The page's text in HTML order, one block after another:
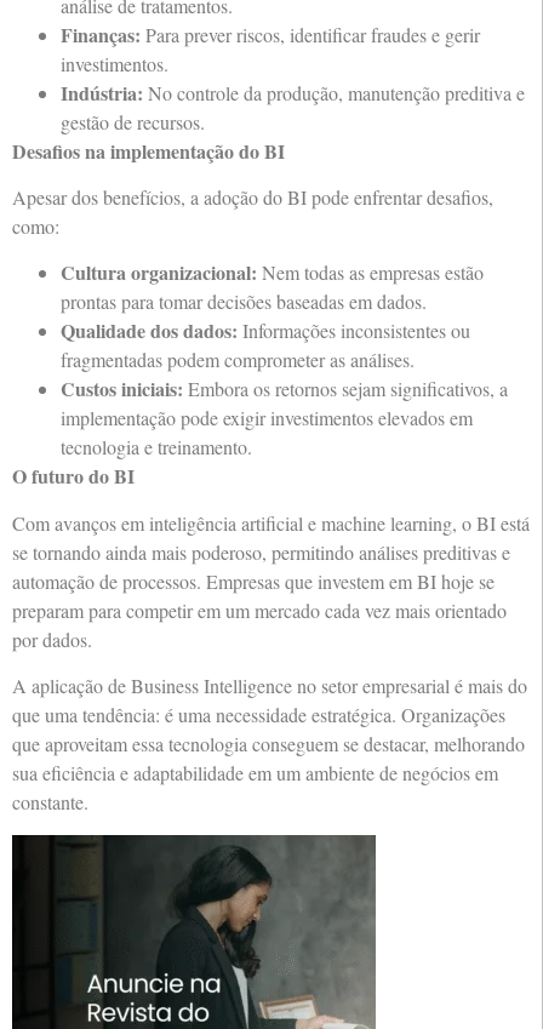
Finanças: Para prever riscos, identificar fraudes e gerir
investimentos.
Indústria: No controle da produção, manutenção preditiva e
gestão de recursos.
Desafios na implementação do BI
Apesar dos benefícios, a adoção do BI pode enfrentar desafios,
como:
Cultura organizacional: Nem todas as empresas estão
prontas para tomar decisões baseadas em dados.
Qualidade dos dados: Informações inconsistentes ou
fragmentadas podem comprometer as análises.
Custos iniciais: Embora os retornos sejam significativos, a
implementação pode exigir investimentos elevados em
tecnologia e treinamento.
O futuro do BI
Com avanços em inteligência artificial e machine learning, o BI está
se tornando ainda mais poderoso, permitindo análises preditivas e
automação de processos. Empresas que investem em BI hoje se
preparam para competir em um mercado cada vez mais orientado
por dados.
A aplicação de Business Intelligence no setor empresarial é mais do
que uma tendência: é uma necessidade estratégica. Organizações
que aproveitam essa tecnologia conseguem se destacar, melhorando
sua eficiência e adaptabilidade em um ambiente de negócios em
constante.